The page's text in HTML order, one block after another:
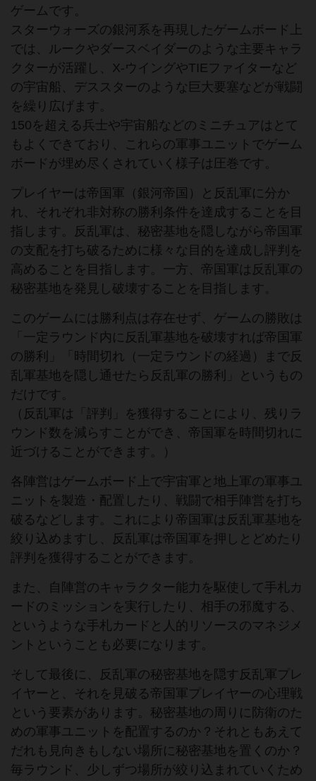
ゲームです。
スターウォーズの銀河系を再現したゲームボード上
では、ルークやダースベイダーのような主要キャラ
クターが活躍し、X-ウイングやTIEファイターなど
の宇宙船、デススターのような巨大要塞などが戦闘
を繰り広げます。
150を超える兵士や宇宙船などのミニチュアはとて
もよくできており、これらの軍事ユニットでゲーム
ボードが埋め尽くされていく様子は圧巻です。
プレイヤーは帝国軍（銀河帝国）と反乱軍に分か
れ、それぞれ非対称の勝利条件を達成することを目
指します。反乱軍は、秘密基地を隠しながら帝国軍
の支配を打ち破るために様々な目的を達成し評判を
高めることを目指します。一方、帝国軍は反乱軍の
秘密基地を発見し破壊することを目指します。
このゲームには勝利点は存在せず、ゲームの勝敗は
「一定ラウンド内に反乱軍基地を破壊すれば帝国軍
の勝利」「時間切れ（一定ラウンドの経過）まで反
乱軍基地を隠し通せたら反乱軍の勝利」というもの
だけです。
（反乱軍は「評判」を獲得することにより、残りラ
ウンド数を減らすことができ、帝国軍を時間切れに
近づけることができます。）
各陣営はゲームボード上で宇宙軍と地上軍の軍事ユ
ニットを製造・配置したり、戦闘で相手陣営を打ち
破るなどします。これにより帝国軍は反乱軍基地を
絞り込めますし、反乱軍は帝国軍を押しとどめたり
評判を獲得することができます。
また、自陣営のキャラクター能力を駆使して手札カ
ードのミッションを実行したり、相手の邪魔する、
というような手札カードと人的リソースのマネジメ
ントということも必要になります。
そして最後に、反乱軍の秘密基地を隠す反乱軍プレ
イヤーと、それを見破る帝国軍プレイヤーの心理戦
という要素があります。秘密基地の周りに防衛のた
めの軍事ユニットを配置するのか？それともあえて
だれも見向きもしない場所に秘密基地を置くのか？
毎ラウンド、少しずつ場所が絞り込まれていくため